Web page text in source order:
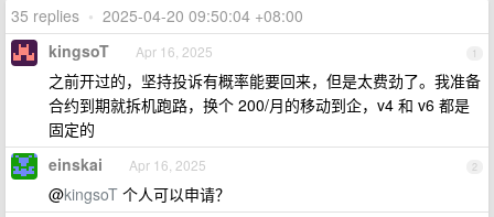
35 replies • 2025-04-20 09:50:04 +08:00
1
kingsoT Apr 16, 2025
之前开过的，坚持投诉有概率能要回来，但是太费劲了。我准备
合约到期就拆机跑路，换个 200/月的移动到企，v4 和 v6 都是
固定的
2
einskai Apr 16, 2025
@kingsoT 个人可以申请？